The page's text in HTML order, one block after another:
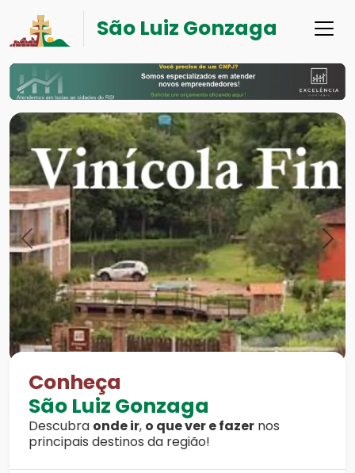
São Luiz Gonzaga
Previous Next
Conheça
São Luiz Gonzaga
Descubra onde ir, o que ver e fazer nos
principais destinos da região!